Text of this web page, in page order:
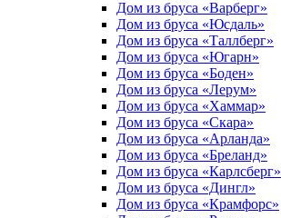
Дом из бруса «Варберг»
Дом из бруса «Юсдаль»
Дом из бруса «Таллберг»
Дом из бруса «Югарн»
Дом из бруса «Боден»
Дом из бруса «Лерум»
Дом из бруса «Хаммар»
Дом из бруса «Скара»
Дом из бруса «Арланда»
Дом из бруса «Бреланд»
Дом из бруса «Карлсберг»
Дом из бруса «Дингл»
Дом из бруса «Крамфорс»